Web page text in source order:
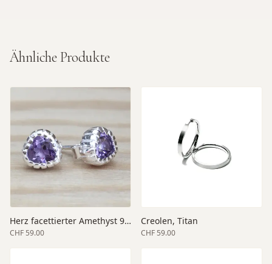
Ähnliche Produkte
Herz facettierter Amethyst 925 Silber 7x7 mm
CHF 59.00
Creolen, Titan
CHF 59.00